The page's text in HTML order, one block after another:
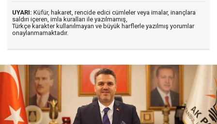
UYARI: Küfür, hakaret, rencide edici cümleler veya imalar, inançlara
saldırı içeren, imla kuralları ile yazılmamış,
Türkçe karakter kullanılmayan ve büyük harflerle yazılmış yorumlar
onaylanmamaktadır.